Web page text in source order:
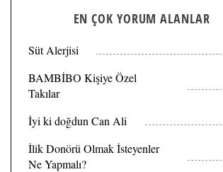
EN ÇOK YORUM ALANLAR
Süt Alerjisi
BAMBİBO Kişiye Özel
Takılar
İyi ki doğdun Can Ali
İlik Donörü Olmak İsteyenler
Ne Yapmalı?